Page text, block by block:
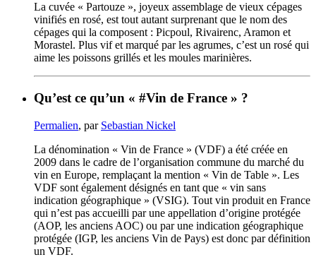
La cuvée « Partouze », joyeux assemblage de vieux cépages
vinifiés en rosé, est tout autant surprenant que le nom des
cépages qui la composent : Picpoul, Rivairenc, Aramon et
Morastel. Plus vif et marqué par les agrumes, c’est un rosé qui
aime les poissons grillés et les moules marinières.
Qu’est ce qu’un « #Vin de France » ?
Permalien, par Sebastian Nickel
La dénomination « Vin de France » (VDF) a été créée en
2009 dans le cadre de l’organisation commune du marché du
vin en Europe, remplaçant la mention « Vin de Table ». Les
VDF sont également désignés en tant que « vin sans
indication géographique » (VSIG). Tout vin produit en France
qui n’est pas accueilli par une appellation d’origine protégée
(AOP, les anciens AOC) ou par une indication géographique
protégée (IGP, les anciens Vin de Pays) est donc par définition
un VDF.